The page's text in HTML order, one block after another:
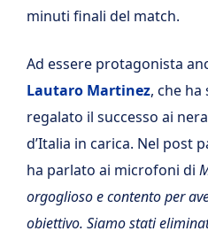
minuti finali del match.
Ad essere protagonista
Lautaro Martinez, che ha
regalato il successo ai
d’Italia in carica. Nel post
ha parlato ai microfoni di
orgoglioso e contento per
obiettivo. Siamo stati